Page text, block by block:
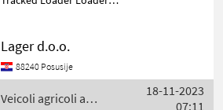
agricoli a motore Caricatore
agricolo
Lager d.o.o.
88240 Posusije
Veicoli agricoli a
18-11-2023
07:11